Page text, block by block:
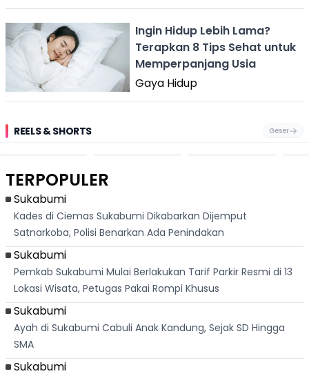
Ingin Hidup Lebih Lama?
Terapkan 8 Tips Sehat untuk
Memperpanjang Usia
Gaya Hidup
REELS & SHORTS Geser
Pantai
Cikembang,
Dari
Palabuhanratu
TERPOPULER
Sukabumi
Kades di Ciemas Sukabumi Dikabarkan Dijemput
Satnarkoba, Polisi Benarkan Ada Penindakan
Sukabumi
Pemkab Sukabumi Mulai Berlakukan Tarif Parkir Resmi di 13
Lokasi Wisata, Petugas Pakai Rompi Khusus
Sukabumi
Ayah di Sukabumi Cabuli Anak Kandung, Sejak SD Hingga
SMA
Sukabumi